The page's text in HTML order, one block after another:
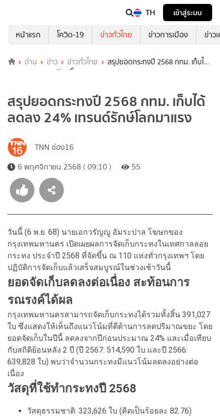
TH
เข้าสู่ระบบ
หน้าแรก
โควิด-19 ข่าวทั่วไทย ข่าวการเมือง ข่าว
อ่าน ข่าว ข่าวทั่วไทย
สรุปยอดกระทงปี 2568 กทม. เก็บได้
ลดลง 24% เทรนด์รักษ์โลกมาแรง
สรุปยอดกระทงปี 2568 กทม. เก็บได้
ลดลง 24% เทรนด์รักษ์โลกมาแรง
TNN ช่อง16
6 พฤศจิกายน 2568 ( 09:10 )
55
วันนี้ (6 พ.ย. 68) นายเอกวรัญญู อัมระปาล โฆษกของ
กรุงเทพมหานคร เปิดเผยผลการจัดเก็บกระทงในเทศกาลลอย
กระทง ประจำปี 2568 ที่จัดขึ้น ณ 110 แห่งทั่วกรุงเทพฯ โดย
ปฏิบัติการจัดเก็บแล้วเสร็จสมบูรณ์ในช่วงเช้าวันนี้
ยอดจัดเก็บลดลงต่อเนื่อง สะท้อนการ
รณรงค์ได้ผล
กรุงเทพมหานครสามารถจัดเก็บกระทงได้รวมทั้งสิ้น 391,027
ใบ ซึ่งแสดงให้เห็นถึงแนวโน้มที่ดีด้านการลดปริมาณขยะ โดย
ยอดจัดเก็บในปีนี้ ลดลงจากปีก่อนประมาณ 24% และเมื่อเทียบ
กับสถิติย้อนหลัง 2 ปี (ปี 2567: 514,590 ใบ และปี 2566:
639,828 ใบ) พบว่าจำนวนกระทงมีแนวโน้มลดลงอย่างต่อ
เนื่อง
วัสดุที่ใช้ทำกระทงปี 2568
วัสดุธรรมชาติ: 323,626 ใบ (คิดเป็นร้อยละ 82.76)